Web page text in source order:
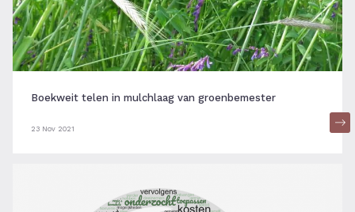
Boekweit telen in mulchlaag van groenbemester
23 Nov 2021